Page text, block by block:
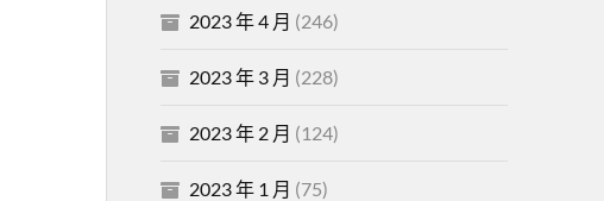
2023 年 4 月 (246)
2023 年 3 月 (228)
2023 年 2 月 (124)
2023 年 1 月 (75)